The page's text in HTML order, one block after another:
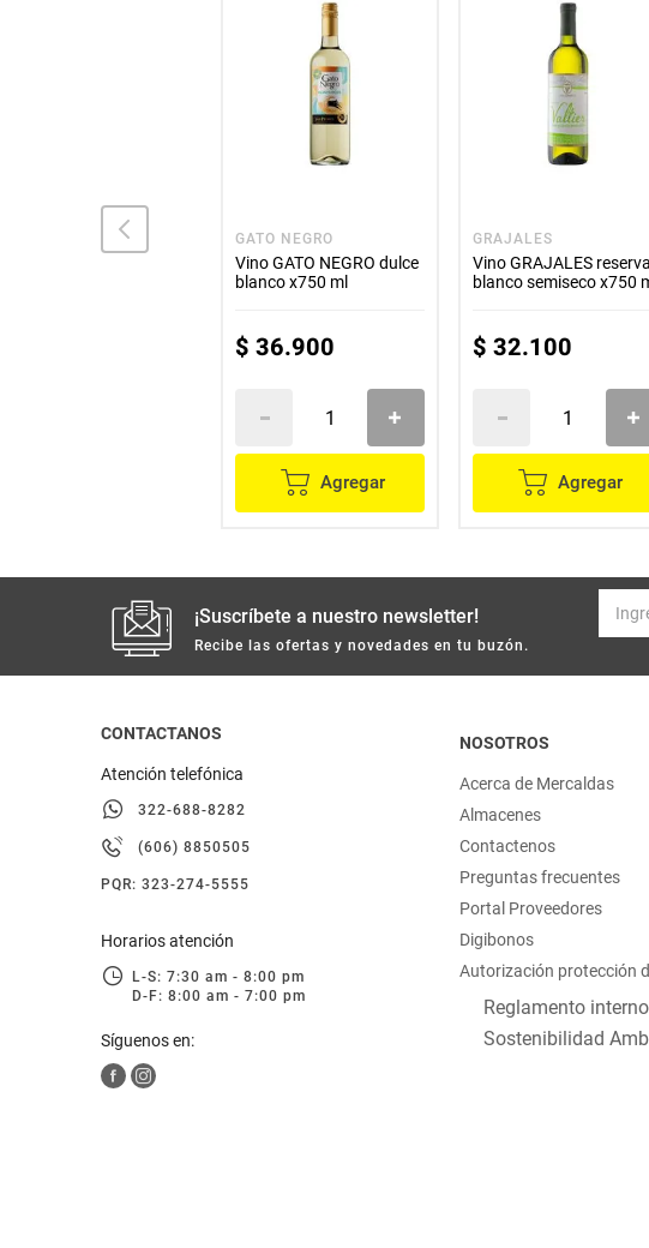
GATO NEGRO
Vino GATO NEGRO dulce
blanco x750 ml
$ 36.900
Agregar
GRAJALES
Vino GRAJALES reserva
blanco semiseco x750
$ 32.100
Agregar
¡Suscríbete a nuestro newsletter!
Recibe las ofertas y novedades en tu buzón.
CONTACTANOS
Atención telefónica
322-688-8282
(606) 8850505
PQR: 323-274-5555
Horarios atención
L-S: 7:30 am - 8:00 pm
D-F: 8:00 am - 7:00 pm
Síguenos en:
NOSOTROS
Acerca de Mercaldas
Almacenes
Contactenos
Preguntas frecuentes
Portal Proveedores
Digibonos
Autorización protección
Reglamento
Sostenibilidad